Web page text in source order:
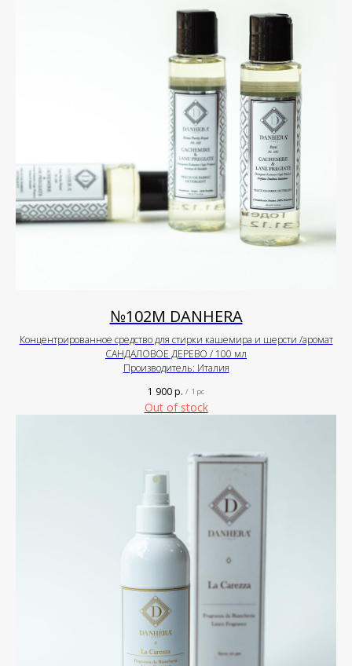
№102М DANHERA
Концентрированное средство для стирки кашемира и шерсти /аромат
САНДАЛОВОЕ ДЕРЕВО / 100 мл
Производитель: Италия
1 900р. / 1 pc
Out of stock